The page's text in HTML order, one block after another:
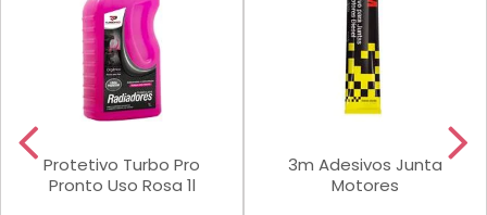
Protetivo Turbo Pro
Pronto Uso Rosa 1l
3m Adesivos Junta
Motores